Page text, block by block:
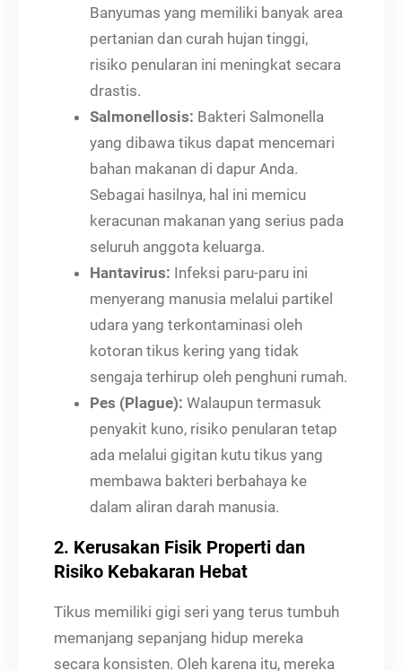
Banyumas yang memiliki banyak area
pertanian dan curah hujan tinggi,
risiko penularan ini meningkat secara
drastis.
Salmonellosis: Bakteri Salmonella
yang dibawa tikus dapat mencemari
bahan makanan di dapur Anda.
Sebagai hasilnya, hal ini memicu
keracunan makanan yang serius pada
seluruh anggota keluarga.
Hantavirus: Infeksi paru-paru ini
menyerang manusia melalui partikel
udara yang terkontaminasi oleh
kotoran tikus kering yang tidak
sengaja terhirup oleh penghuni rumah.
Pes (Plague): Walaupun termasuk
penyakit kuno, risiko penularan tetap
ada melalui gigitan kutu tikus yang
membawa bakteri berbahaya ke
dalam aliran darah manusia.
2. Kerusakan Fisik Properti dan
Risiko Kebakaran Hebat
Tikus memiliki gigi seri yang terus tumbuh
memanjang sepanjang hidup mereka
secara konsisten. Oleh karena itu, mereka